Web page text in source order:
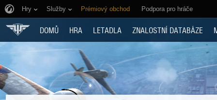
Hry Služby Prémiový obchod Podpora pro hráče
DOMŮ HRA LETADLA ZNALOSTNÍ DATABÁZE